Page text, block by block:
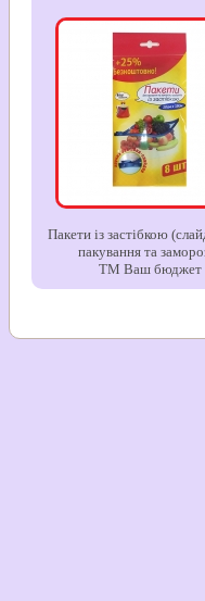
Пакети із застібкою
пакування та
ТМ Ваш бюджет